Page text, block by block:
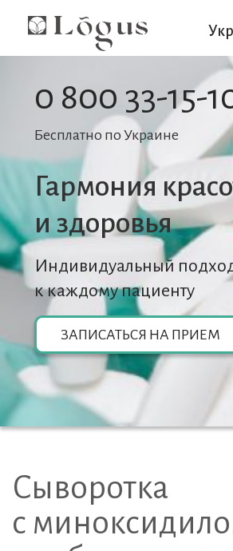
Укр
0 800 33-15-
Бесплатно по Украине
Гармония
и здоровья
Индивидуальный
к каждому пациенту
ЗАПИСАТЬСЯ НА ПРИЕМ
Сыворотка
с